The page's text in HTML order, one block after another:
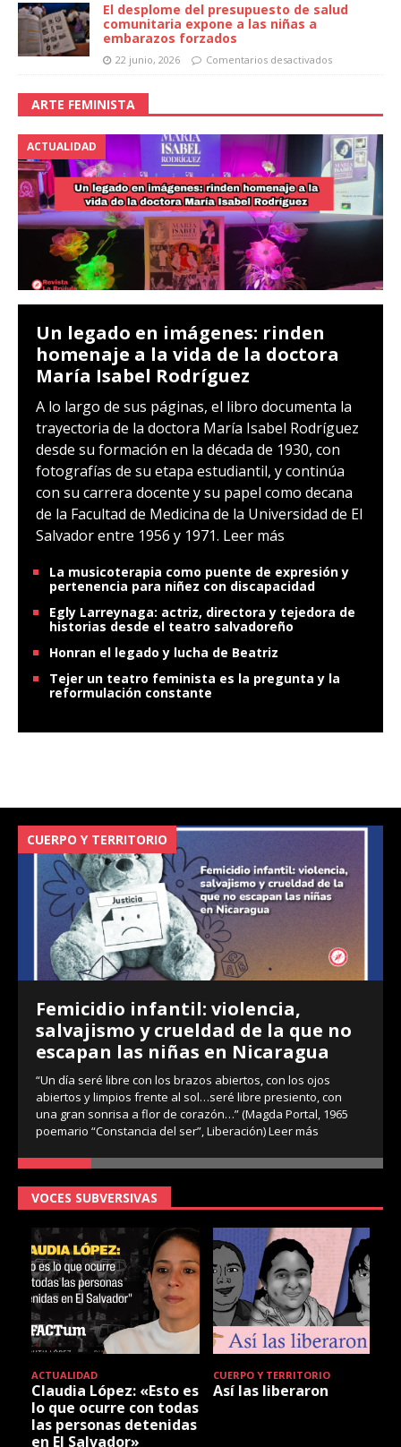
El desplome del presupuesto de salud
comunitaria expone a las niñas a
embarazos forzados
22 junio, 2026 Comentarios desactivados
ARTE FEMINISTA
ACTUALIDAD
Un legado en imágenes: rinden
homenaje a la vida de la doctora
María Isabel Rodríguez
A lo largo de sus páginas, el libro documenta la
trayectoria de la doctora María Isabel Rodríguez
desde su formación en la década de 1930, con
fotografías de su etapa estudiantil, y continúa
con su carrera docente y su papel como decana
de la Facultad de Medicina de la Universidad de El
Salvador entre 1956 y 1971. Leer más
La musicoterapia como puente de expresión y
pertenencia para niñez con discapacidad
Egly Larreynaga: actriz, directora y tejedora de
historias desde el teatro salvadoreño
Honran el legado y lucha de Beatriz
Tejer un teatro feminista es la pregunta y la
reformulación constante
CUERPO Y TERRITORIO
Femicidio infantil: violencia,
salvajismo y crueldad de la que no
escapan las niñas en Nicaragua
“Un día seré libre con los brazos abiertos, con los ojos
abiertos y limpios frente al sol…seré libre presiento, con
una gran sonrisa a flor de corazón…” (Magda Portal, 1965
poemario “Constancia del ser”, Liberación)Leer más
VOCES SUBVERSIVAS
ACTUALIDAD
Claudia López: «Esto es
lo que ocurre con todas
las personas detenidas
en El Salvador»
CUERPO Y TERRITORIO
Así las liberaron